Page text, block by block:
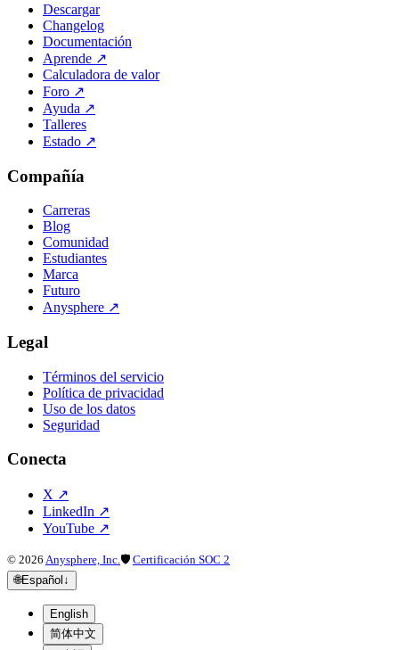
Descargar
Changelog
Documentación
Aprende ↗
Calculadora de valor
Foro ↗
Ayuda ↗
Talleres
Estado ↗
Compañía
Carreras
Blog
Comunidad
Estudiantes
Marca
Futuro
Anysphere ↗
Legal
Términos del servicio
Política de privacidad
Uso de los datos
Seguridad
Conecta
X ↗
LinkedIn ↗
YouTube ↗
© 2026 Anysphere, Inc.🛡 Certificación SOC 2
🌐Español ↓
English
简体中文